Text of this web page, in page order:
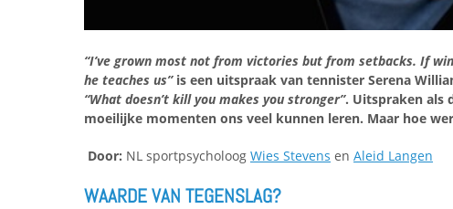
“I’ve grown most not from victories but from setbacks. If
he teaches us”is een uitspraak van tennister Serena
“What doesn’t kill you makes you stronger”. Uitspraken als
moeilijke momenten ons veel kunnen leren. Maar hoe
Door: NL sportpsycholoog Wies Stevens en Aleid Langen
WAARDE VAN TEGENSLAG?